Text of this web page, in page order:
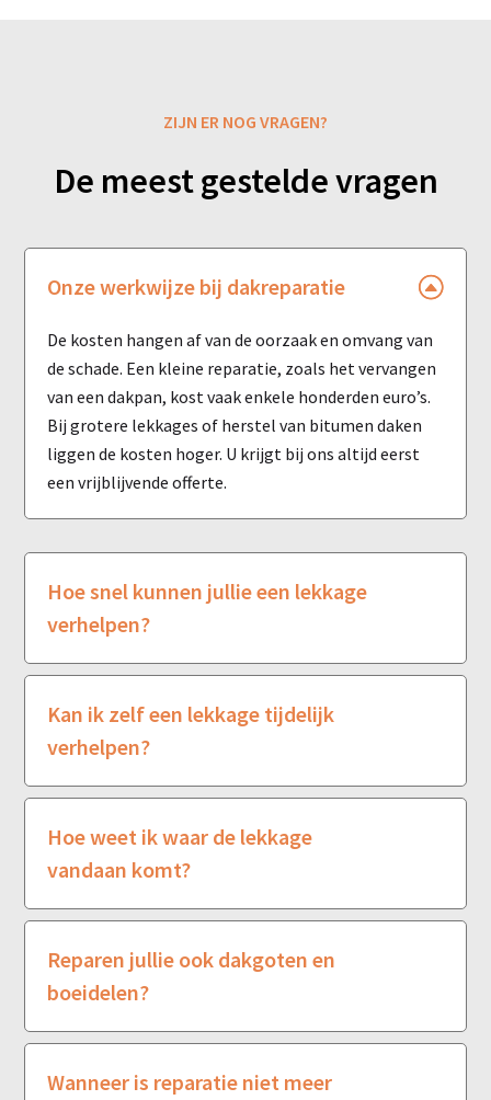
ZIJN ER NOG VRAGEN?
De meest gestelde vragen
Onze werkwijze bij dakreparatie
De kosten hangen af van de oorzaak en omvang van
de schade. Een kleine reparatie, zoals het vervangen
van een dakpan, kost vaak enkele honderden euro’s.
Bij grotere lekkages of herstel van bitumen daken
liggen de kosten hoger. U krijgt bij ons altijd eerst
een vrijblijvende offerte.
Hoe snel kunnen jullie een lekkage
verhelpen?
Kan ik zelf een lekkage tijdelijk
verhelpen?
Hoe weet ik waar de lekkage
vandaan komt?
Reparen jullie ook dakgoten en
boeidelen?
Wanneer is reparatie niet meer